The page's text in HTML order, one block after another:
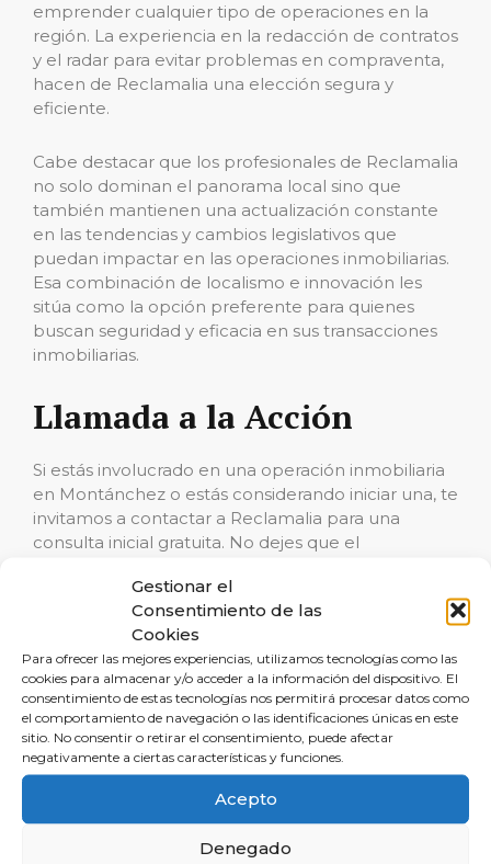
Gestionar el
Consentimiento de las
Cookies
Para ofrecer las mejores experiencias, utilizamos tecnologías como las
cookies para almacenar y/o acceder a la información del dispositivo. El
consentimiento de estas tecnologías nos permitirá procesar datos como
el comportamiento de navegación o las identificaciones únicas en este
sitio. No consentir o retirar el consentimiento, puede afectar
negativamente a ciertas características y funciones.
Acepto
Denegado
emprender cualquier tipo de operaciones en la
región. La experiencia en la redacción de contratos
y el radar para evitar problemas en compraventa,
hacen de Reclamalia una elección segura y
eficiente.
Cabe destacar que los profesionales de Reclamalia
no solo dominan el panorama local sino que
también mantienen una actualización constante
en las tendencias y cambios legislativos que
puedan impactar en las operaciones inmobiliarias.
Esa combinación de localismo e innovación les
sitúa como la opción preferente para quienes
buscan seguridad y eficacia en sus transacciones
inmobiliarias.
Llamada a la Acción
Si estás involucrado en una operación inmobiliaria
en Montánchez o estás considerando iniciar una, te
invitamos a contactar a Reclamalia para una
consulta inicial gratuita. No dejes que el
comprometan tu inversión. Permite que los
expertos en derecho inmobiliario, con su
impecable capacidad en la redacción de contratos
y resolución de disputas, te guíen hacia una
transacción segura y beneficiosa. Llama hoy mismo
a Reclamalia para más información y recibe el
asesoramiento legal que mereces.
En resumen, mientras que las inmobiliarias pueden